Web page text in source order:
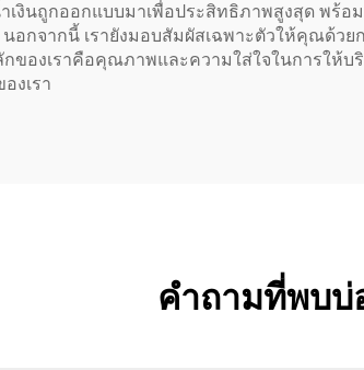
เงินถูกออกแบบมาเพื่อประสิทธิภาพสูงสุด พร้
อกจากนี้ เรายังมอบสัมผัสเฉพาะตัวให้คุณด้ว
ของเราคือคุณภาพและความใส่ใจในการให้
งเรา
คำถามที่พบบ่